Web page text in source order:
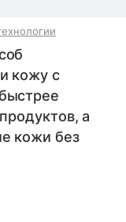
кожу с
а
кожи без